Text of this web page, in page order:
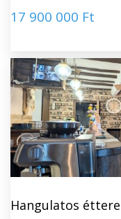
17 900 000 Ft
Hangulatos